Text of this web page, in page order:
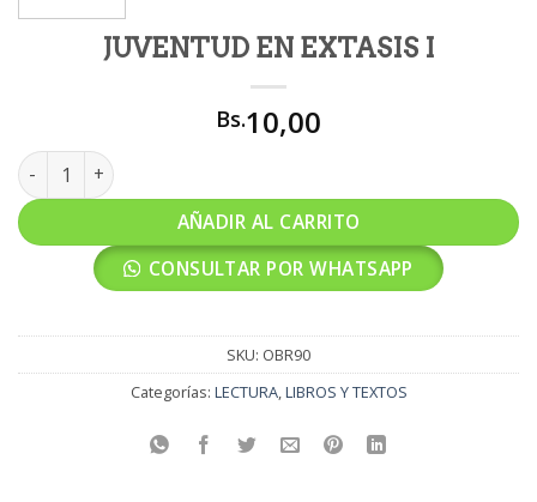
JUVENTUD EN EXTASIS I
Bs.10,00
JUVENTUD EN EXTASIS I cantidad
AÑADIR AL CARRITO
CONSULTAR POR WHATSAPP
SKU: OBR90
Categorías: LECTURA,LIBROS Y TEXTOS